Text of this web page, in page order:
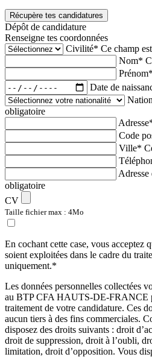
Récupère tes candidatures
Dépôt de candidature
Renseigne tes coordonnées
Civilité* Ce champ
Nom*
Prénom*
Date de
obligatoire
Code
Ville*
obligatoire
CV
Taille fichier max : 4Mo
En cochant cette case, vous acceptez
soient exploitées dans le cadre du
uniquement.*
Les données personnelles collectées
au BTP CFA HAUTS-DE-FRANCE
traitement de votre candidature. Ces
aucun tiers à des fins commerciales.
disposez des droits suivants : droit
droit de suppression, droit à l’oubli,
limitation, droit d’opposition. Vous